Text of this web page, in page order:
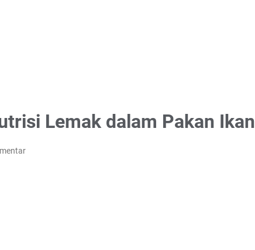
Lemak dalam Pakan Ikan